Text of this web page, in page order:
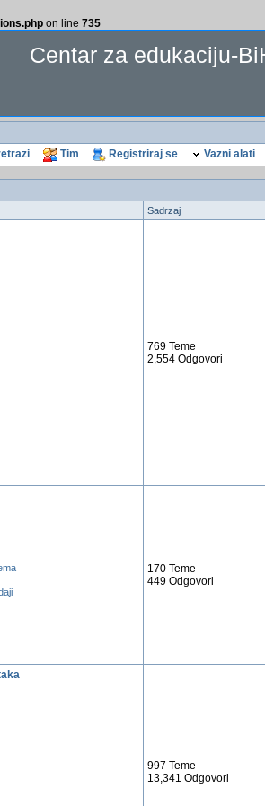
on line 735
Centar za edukaciju-
Tim Registriraj se Vazni alati
Sadrzaj
769 Teme
2,554 Odgovori
170 Teme
449 Odgovori
997 Teme
13,341 Odgovori